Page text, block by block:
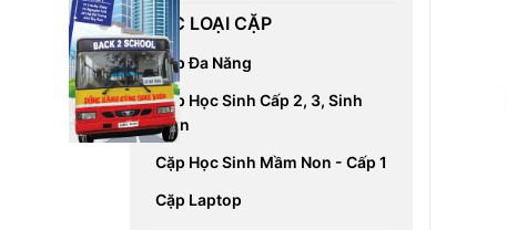
CÁC LOẠI CẶP
Cặp Đa Năng
Cặp Học Sinh Cấp 2, 3, Sinh
Viên
Cặp Học Sinh Mầm Non - Cấp 1
Cặp Laptop